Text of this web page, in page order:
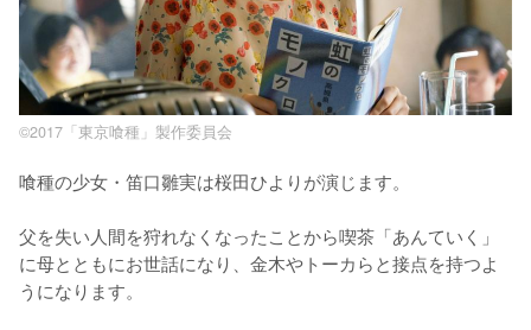
©2017「東京喰種」製作委員会
喰種の少女・笛口雛実は桜田ひよりが演じます。
父を失い人間を狩れなくなったことから喫茶「あんていく」
に母とともにお世話になり、金木やトーカらと接点を持つよ
うになります。